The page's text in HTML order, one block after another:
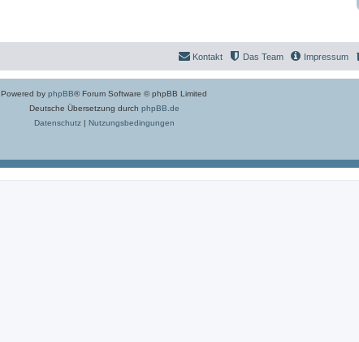
Impressum
Das Team
Kontakt
Powered by phpBB® Forum Software © phpBB Limited
Deutsche Übersetzung durch phpBB.de
Datenschutz| Nutzungsbedingungen